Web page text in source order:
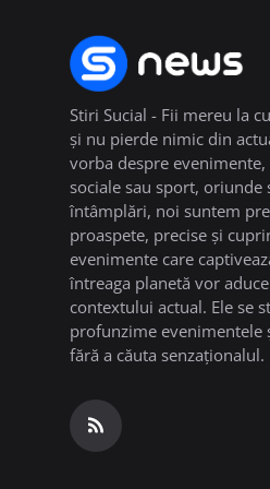
Stiri Sucial - Fii mereu la
și nu pierde nimic din
vorba despre
sociale sau sport, oriunde
întâmplări, noi suntem
proaspete, precise și
evenimente care
întreaga planetă vor
contextului actual. Ele se
profunzime evenimentele
fără a căuta senzaționalul.